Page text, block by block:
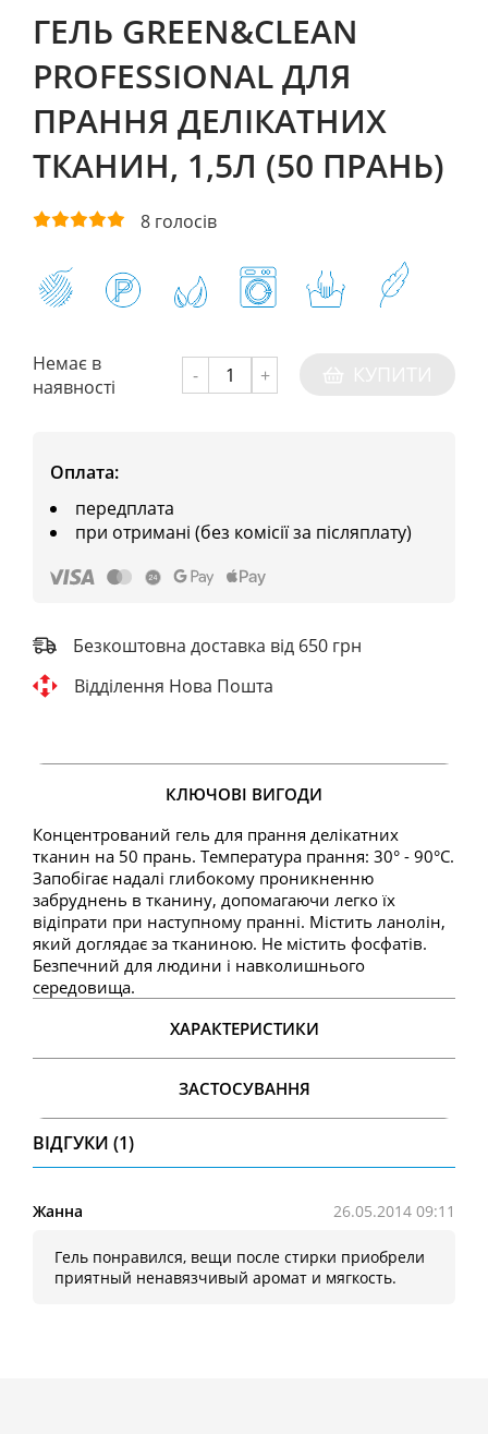
ГЕЛЬ GREEN&CLEAN
PROFESSIONAL ДЛЯ
ПРАННЯ ДЕЛІКАТНИХ
ТКАНИН, 1,5Л (50 ПРАНЬ)
8 голосів
Немає в
наявності
- +
Оплата:
передплата
при отримані (без комісії за післяплату)
Безкоштовна доставка від 650 грн
Відділення Нова Пошта
КЛЮЧОВІ ВИГОДИ
Концентрований гель для прання делікатних
тканин на 50 прань. Температура прання: 30° - 90°С.
Запобігає надалі глибокому проникненню
забруднень в тканину, допомагаючи легко їх
відіпрати при наступному пранні. Містить ланолін,
який доглядає за тканиною. Не містить фосфатів.
Безпечний для людини і навколишнього
середовища.
ХАРАКТЕРИСТИКИ
ЗАСТОСУВАННЯ
ВІДГУКИ (1)
Жанна 26.05.2014 09:11
Гель понравился, вещи после стирки приобрели
приятный ненавязчивый аромат и мягкость.